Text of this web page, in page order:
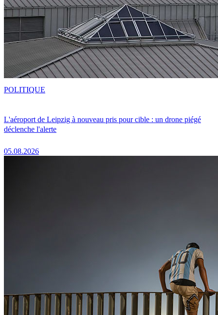
L'aéroport de Leipzig à nouveau pris pour cible : un drone piégé
déclenche l'alerte
05.08.2026
POLITIQUE